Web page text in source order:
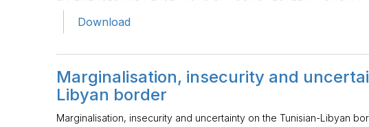
Download
Marginalisation, insecurity and
Libyan border
Marginalisation, insecurity and uncertainty on the Tunisian-Libyan